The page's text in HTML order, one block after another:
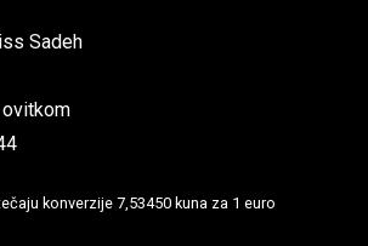
Sadeh
konverzije 7,53450 kuna za 1 euro